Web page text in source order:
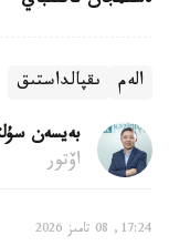
الەم ىقپالداستىق
بەيسەن
اۆتور
17:24, 08 تامىز 2026